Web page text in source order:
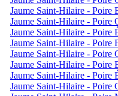
Jaume Saint-Hilaire - Poire
Jaume Saint-Hilaire - Poire
Jaume Saint-Hilaire - Poire
Jaume Saint-Hilaire - Poire
Jaume Saint-Hilaire - Poire
Jaume Saint-Hilaire - Poire
Jaume Saint-Hilaire - Poire
Jaume Saint-Hilaire - Poire